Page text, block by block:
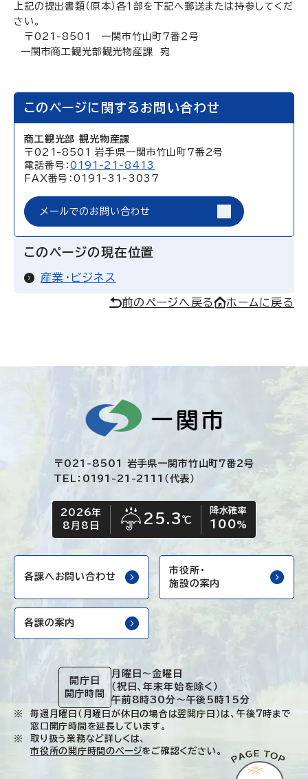
上記の提出書類（原本）各１部を下記へ郵送または持参してくだ
さい。
〒021-8501 一関市竹山町７番２号
一関市商工観光部観光物産課 宛
このページに関するお問い合わせ
商工観光部 観光物産課
〒021-8501 岩手県一関市竹山町7番2号
電話番号：0191-21-8413
FAX番号：0191-31-3037
メールでのお問い合わせ
このページの現在位置
産業・ビジネス
前のページへ戻る ホームに戻る
〒021-8501 岩手県一関市竹山町7番2号
TEL：0191-21-2111（代表）
今日の日付
2026年
8月8日
今日の天気
雨
25.3℃
降水確率
100%
各課へお問い合わせ
市役所・
施設の案内
各課の案内
開庁日
開庁時間
月曜日～金曜日
（祝日、年末年始を除く）
午前8時30分～午後5時15分
毎週月曜日（月曜日が休日の場合は翌開庁日）は、午後7時まで
窓口開庁時間を延長しています。
取り扱う業務など詳しくは、
市役所の開庁時間のページをご確認ください。